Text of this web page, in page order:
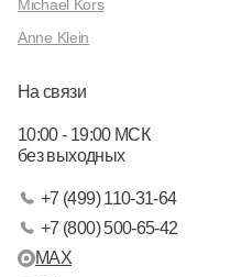
Michael Kors
Anne Klein
На связи
10:00 - 19:00 МСК
без выходных
+7 (499) 110-31-64
+7 (800) 500-65-42
MAX